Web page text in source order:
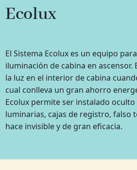
Ecolux
El Sistema Ecolux es un equipo
iluminación de cabina en ascensor.
la luz en el interior de cabina
cual conlleva un gran ahorro
Ecolux permite ser instalado
luminarias, cajas de registro, falso
hace invisible y de gran eficacia.